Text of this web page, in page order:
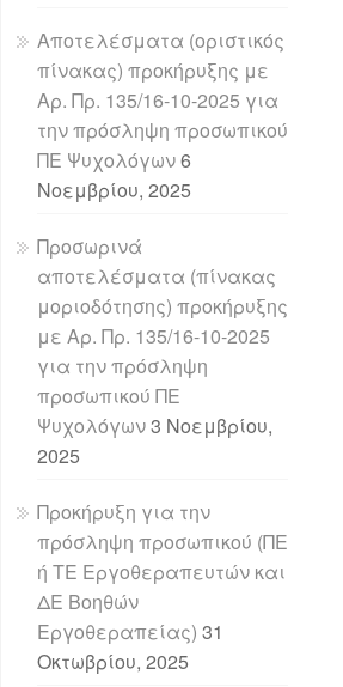
Αποτελέσματα (οριστικός
πίνακας) προκήρυξης με
Αρ. Πρ. 135/16-10-2025 για
την πρόσληψη προσωπικού
ΠΕ Ψυχολόγων6
Νοεμβρίου, 2025
Προσωρινά
αποτελέσματα (πίνακας
μοριοδότησης) προκήρυξης
με Αρ. Πρ. 135/16-10-2025
για την πρόσληψη
προσωπικού ΠΕ
Ψυχολόγων3 Νοεμβρίου,
2025
Προκήρυξη για την
πρόσληψη προσωπικού (ΠΕ
ή ΤΕ Εργοθεραπευτών και
ΔΕ Βοηθών
Εργοθεραπείας) 31
Οκτωβρίου, 2025